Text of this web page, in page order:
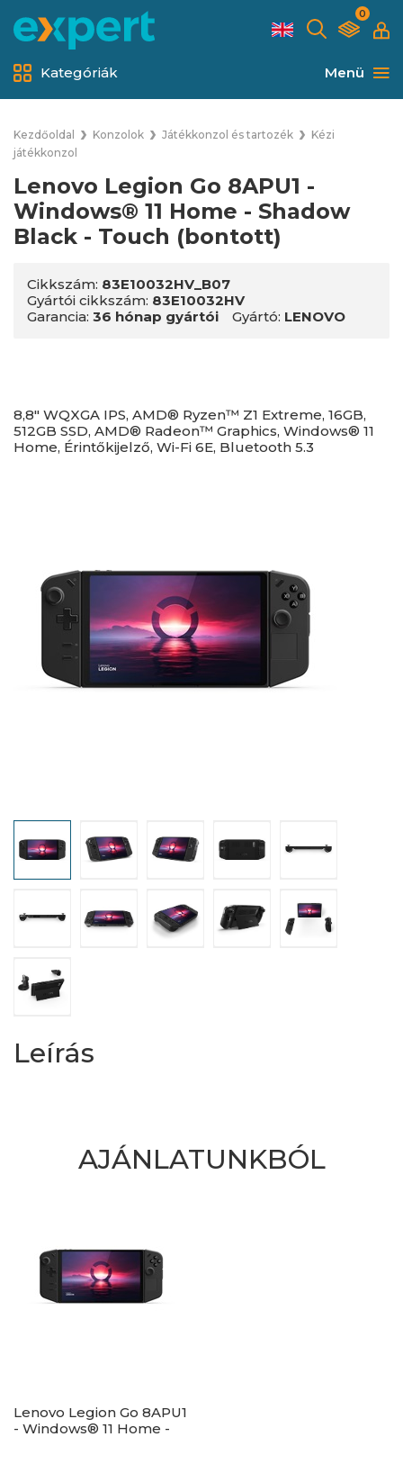
0
Menü
Kategóriák
Kezdőoldal Konzolok Játékkonzol és tartozék
Kézi
játékkonzol
Lenovo Legion Go 8APU1 -
Windows® 11 Home - Shadow
Black - Touch (bontott)
Cikkszám: 83E10032HV_B07
Gyártói cikkszám: 83E10032HV
Garancia: 36 hónap gyártói Gyártó: LENOVO
8,8" WQXGA IPS, AMD® Ryzen™ Z1 Extreme, 16GB,
512GB SSD, AMD® Radeon™ Graphics, Windows® 11
Home, Érintőkijelző, Wi-Fi 6E, Bluetooth 5.3
Leírás
AJÁNLATUNKBÓL
Lenovo Legion Go 8APU1
- Windows® 11 Home -